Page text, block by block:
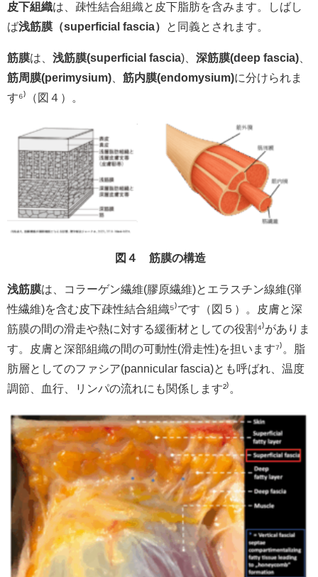
皮下組織は、疎性結合組織と皮下脂肪を含みます。しばし
ば浅筋膜（superficial fascia） と同義とされます。
筋膜は、 浅筋膜(superficial fascia)、 深筋膜(deep fascia)
筋周膜(perimysium)
筋内膜(endomysium)に分けられま
す⁶⁾ （図４）。
図４ 筋膜の構造
浅筋膜は、コラーゲン繊維(膠原繊維)とエラスチン線維(弾
性繊維)を含む皮下疎性結合組織⁵⁾です（図５）。皮膚と深
筋膜の間の滑走や熱に対する緩衝材としての役割⁴⁾がありま
す。皮膚と深部組織の間の可動性(滑走性)を担います⁷⁾ 。脂
肪層としてのファシア(pannicular fascia)とも呼ばれ、温度
調節、血行、リンパの流れにも関係します²⁾